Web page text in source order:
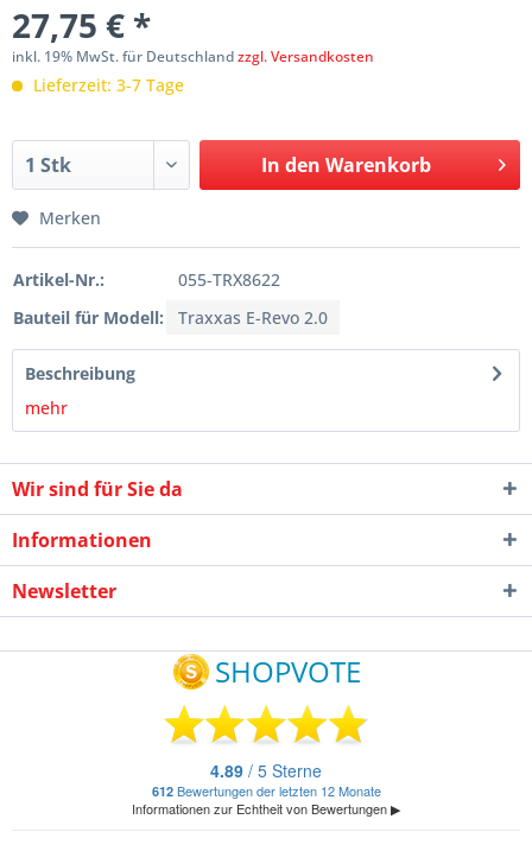
27,75 € *
inkl. 19% MwSt. für Deutschlandzzgl. Versandkosten
Lieferzeit: 3-7 Tage
In den Warenkorb
Merken
Artikel-Nr.:
055-TRX8622
Bauteil für Modell:
Traxxas E-Revo 2.0
Beschreibung
mehr
Wir sind für Sie da
Informationen
Newsletter